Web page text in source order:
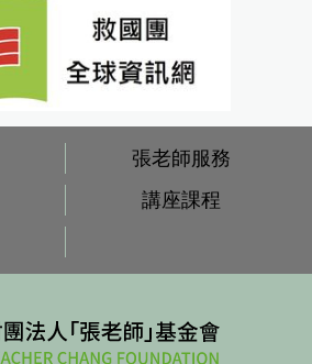
張老師服務
講座課程